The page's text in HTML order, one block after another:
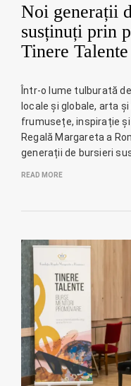
Noi generații
susținuți prin
Tinere Talente
Într-o lume tulburată
locale și globale, arta
frumusețe, inspirație
Regală Margareta a
generații de bursieri
READ MORE